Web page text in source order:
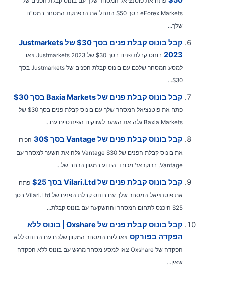
eForex Markets בסך $50 התחל את הרפתקת המסחר במט"ח
שלך...
קבל בונוס קבלת פנים בסך $30 של Justmarkets
2023
בונוס קבלת פנים בסך $30 של Justmarkets 2023 צאו
למסע המסחר שלכם עם בונוס קבלת הפנים של Justmarkets בסך
קבל בונוס קבלת פנים של Baxia Markets בסך $30
פתח את פוטנציאל המסחר שלך עם בונוס קבלת פנים בסך $30 של
Baxia Markets גלה את השער לשווקים הפיננסיים עם...
קבל בונוס קבלת פנים של Vantage בסך 30$
הכירו
את בונוס קבלת הפנים של Vantage $30 גלה את השער למסחר עם
Vantage, ברוקראז' מכובד הידוע במגוון הרחב של...
קבל בונוס קבלת פנים של Vilari.Ltd בסך $25
פתח
את פוטנציאל המסחר שלך עם בונוס קבלת הפנים של Vilari.Ltd בסך
קבל בונוס קבלת פנים של Oxshare | בונוס ללא
הפקדה בפורקס צאו ליום המסחר המקוון שלכם עם הבונוס ללא
הפקדה של Oxshare צאו למסע מסחר מרגש עם בונוס ללא הפקדה
שאין...